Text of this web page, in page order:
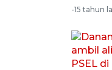
-15 tahun